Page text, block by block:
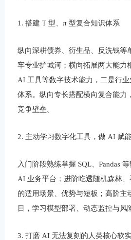
1. 搭建 T 型、π 型复合知识体系
纵向深耕债券、衍生品、反洗钱等
牢专业护城河；横向拓展两大能力
AI 工具等数字技术能力，二是行
体系。纵向专长搭配横向复合能力
竞争壁垒。
2. 主动学习数字化工具，做 AI 赋
入门阶段熟练掌握 SQL、Pandas
AI 业务平台；进阶吃透随机森林
的适用场景、优势与短板；高阶主
目，学习模型部署、动态监控与风
3. 打磨 AI 无法复刻的人类核心软